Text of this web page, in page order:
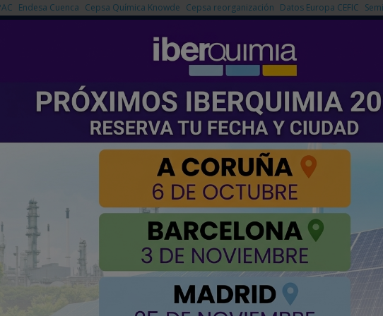
Endesa Cuenca Cepsa Química Knowde Cepsa reorganización Datos Europa CEFIC
NOTICIAS PRODUCTOS
EMPRESAS PREMIUM
la conversión directa de CO2 y H2O en combustibles sostenibles